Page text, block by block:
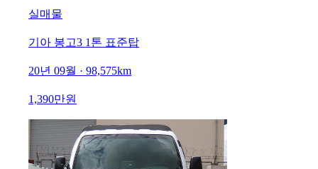
실매물
기아 봉고3 1톤 표준탑
20년 09월 · 98,575km
1,390만원